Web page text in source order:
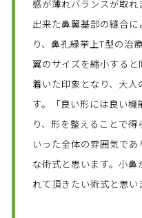
感が薄れバランスが取
出来た鼻翼基部の縫合
り、鼻孔縁挙上T型の
翼のサイズを縮小すると
着いた印象となり、大人
す。「良い形には良い
り、形を整えることで
いった全体の雰囲気で
な術式と思います。小
れて頂きたい術式と思い